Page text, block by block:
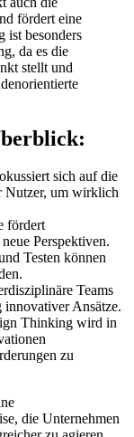
fördert eine
ist besonders
da es die
stellt und
sich auf die
Nutzer, um wirklich
fördert
Perspektiven.
Testen können
Teams
innovativer Ansätze.
Thinking wird in
zu
die Unternehmen